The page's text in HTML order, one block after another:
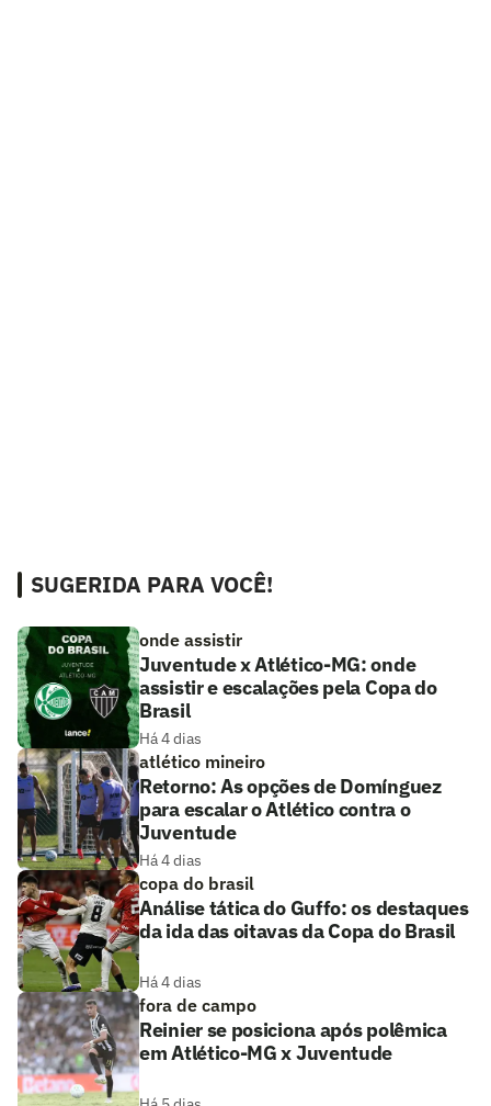
SUGERIDA PARA VOCÊ!
onde assistir
Juventude x Atlético-MG: onde
assistir e escalações pela Copa do
Brasil
Há 4 dias
atlético mineiro
Retorno: As opções de Domínguez
para escalar o Atlético contra o
Juventude
Há 4 dias
copa do brasil
Análise tática do Guffo: os destaques
da ida das oitavas da Copa do Brasil
Há 4 dias
fora de campo
Reinier se posiciona após polêmica
em Atlético-MG x Juventude